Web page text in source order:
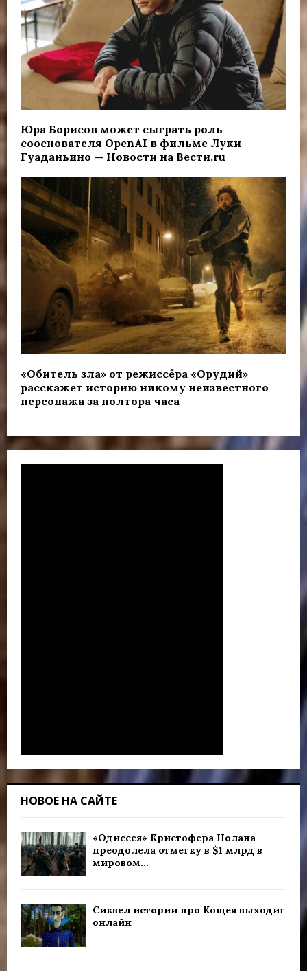
Юра Борисов может сыграть роль
сооснователя OpenAI в фильме Луки
Гуаданьино — Новости на Вести.ru
«Обитель зла» от режиссёра «Орудий»
расскажет историю никому неизвестного
персонажа за полтора часа
НОВОЕ НА САЙТЕ
«Одиссея» Кристофера Нолана
преодолела отметку в $1 млрд в
мировом...
Сиквел истории про Кощея выходит
онлайн